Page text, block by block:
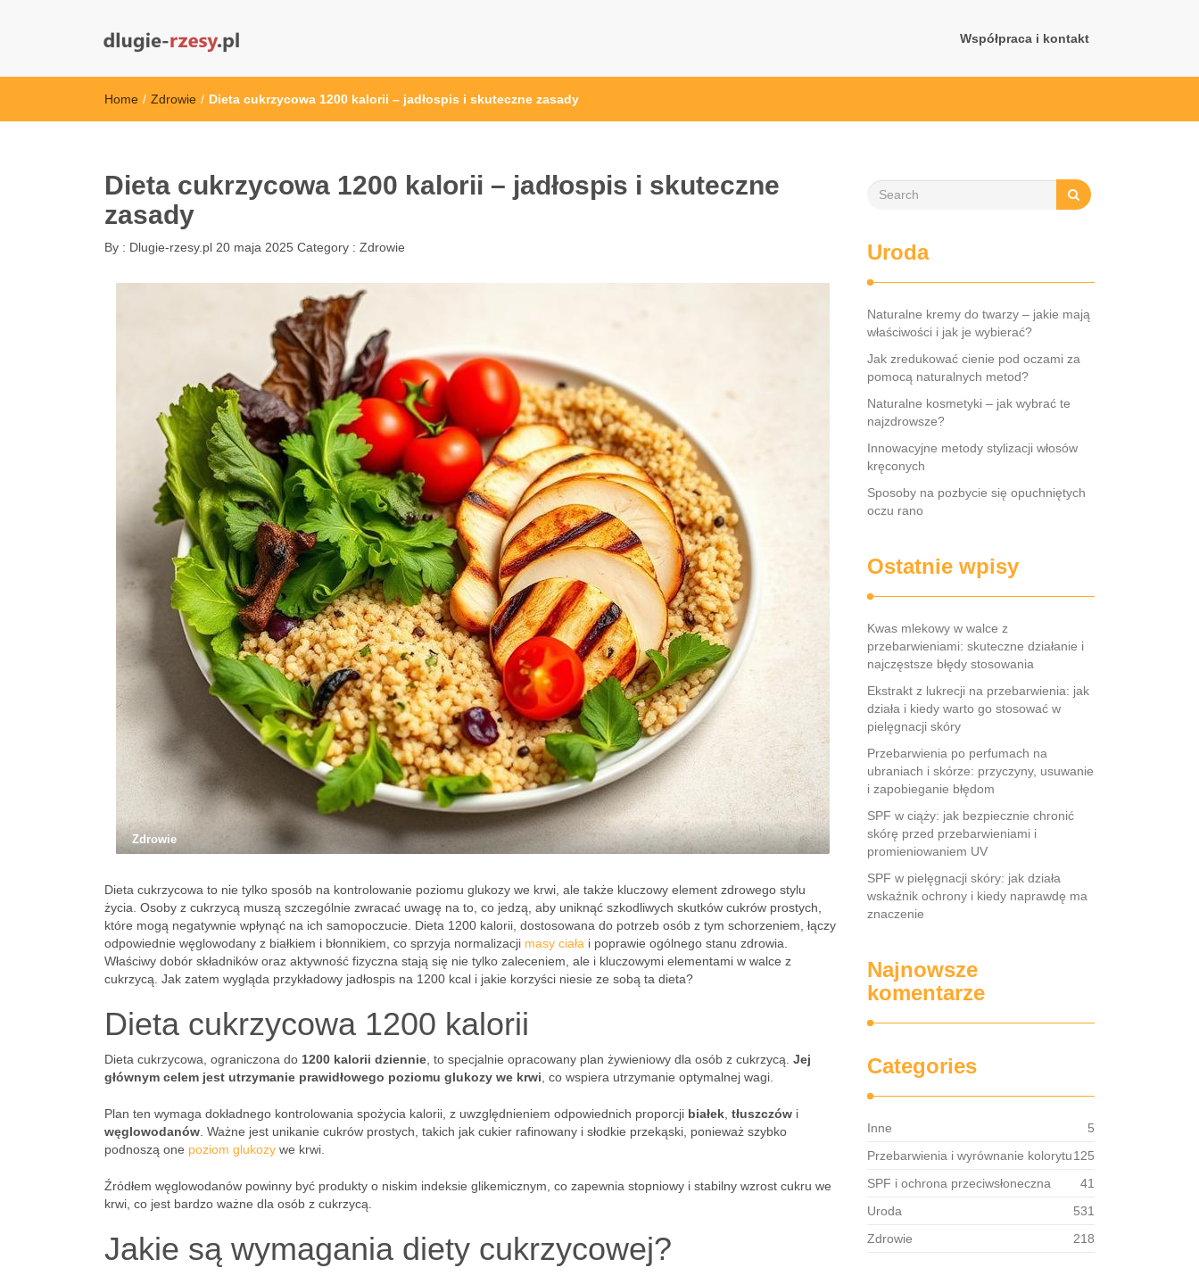
Współpraca i kontakt
Home / Zdrowie / Dieta cukrzycowa 1200 kalorii – jadłospis i skuteczne zasady
Dieta cukrzycowa 1200 kalorii – jadłospis i skuteczne
zasady
By : Dlugie-rzesy.pl 20 maja 2025 Category : Zdrowie
Zdrowie
Dieta cukrzycowa to nie tylko sposób na kontrolowanie poziomu glukozy we krwi, ale także kluczowy element zdrowego stylu
życia. Osoby z cukrzycą muszą szczególnie zwracać uwagę na to, co jedzą, aby uniknąć szkodliwych skutków cukrów prostych,
które mogą negatywnie wpłynąć na ich samopoczucie. Dieta 1200 kalorii, dostosowana do potrzeb osób z tym schorzeniem, łączy
odpowiednie węglowodany z białkiem i błonnikiem, co sprzyja normalizacji masy ciała i poprawie ogólnego stanu zdrowia.
Właściwy dobór składników oraz aktywność fizyczna stają się nie tylko zaleceniem, ale i kluczowymi elementami w walce z
cukrzycą. Jak zatem wygląda przykładowy jadłospis na 1200 kcal i jakie korzyści niesie ze sobą ta dieta?
Dieta cukrzycowa 1200 kalorii
Dieta cukrzycowa, ograniczona do 1200 kalorii dziennie , to specjalnie opracowany plan żywieniowy dla osób z cukrzycą. Jej
głównym celem jest utrzymanie prawidłowego poziomu glukozy we krwi , co wspiera utrzymanie optymalnej wagi.
Plan ten wymaga dokładnego kontrolowania spożycia kalorii, z uwzględnieniem odpowiednich proporcji białek tłuszczów i
węglowodanów . Ważne jest unikanie cukrów prostych, takich jak cukier rafinowany i słodkie przekąski, ponieważ szybko
podnoszą one poziom glukozy we krwi.
Źródłem węglowodanów powinny być produkty o niskim indeksie glikemicznym, co zapewnia stopniowy i stabilny wzrost cukru we
krwi, co jest bardzo ważne dla osób z cukrzycą.
Jakie są wymagania diety cukrzycowej?
Uroda
Naturalne kremy do twarzy – jakie mają
właściwości i jak je wybierać?
Jak zredukować cienie pod oczami za
pomocą naturalnych metod?
Naturalne kosmetyki – jak wybrać te
najzdrowsze?
Innowacyjne metody stylizacji włosów
kręconych
Sposoby na pozbycie się opuchniętych
oczu rano
Ostatnie wpisy
Kwas mlekowy w walce z
przebarwieniami: skuteczne działanie i
najczęstsze błędy stosowania
Ekstrakt z lukrecji na przebarwienia: jak
działa i kiedy warto go stosować w
pielęgnacji skóry
Przebarwienia po perfumach na
ubraniach i skórze: przyczyny, usuwanie
i zapobieganie błędom
SPF w ciąży: jak bezpiecznie chronić
skórę przed przebarwieniami i
promieniowaniem UV
SPF w pielęgnacji skóry: jak działa
wskaźnik ochrony i kiedy naprawdę ma
znaczenie
Najnowsze
komentarze
Categories
Inne
5
Przebarwienia i wyrównanie kolorytu125
SPF i ochrona przeciwsłoneczna
41
Uroda
531
Zdrowie
218